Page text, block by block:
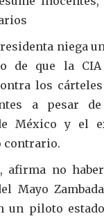
niega
de que la
los
a pesar
México y el
contrario.
afirma no
Mayo
un piloto